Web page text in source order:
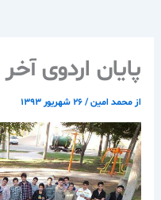
پایان اردوی آخر
از محمد امین/۲۶ شهریور ۱۳۹۳